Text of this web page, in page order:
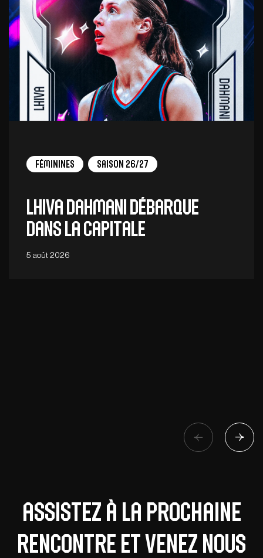
Féminines Saison 26/27
Lhiva Dahmani débarque
dans la capitale
5 août 2026
Assistez à la prochaine
rencontre et venez nous